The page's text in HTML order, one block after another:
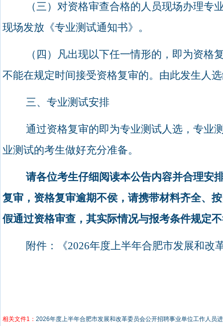
（三）对资格审查合格的人员现场办理
现场发放《专业测试通知书》。
（四）凡出现以下任一情形的，即为资
不能在规定时间接受资格复审的。由此发生人
三、专业测试安排
通过资格复审的即为专业测试人选，专业
业测试的考生做好充分准备。
请各位考生仔细阅读本公告内容并合理安
复审，资格复审逾期不侯，请携带材料齐全、
假通过资格审查，其实际情况与报考条件规定
附件：《2026年度上半年合肥市发展和改
相关文件1： 2026年度上半年合肥市发展和改革委员会公开招聘事业单位工作人员